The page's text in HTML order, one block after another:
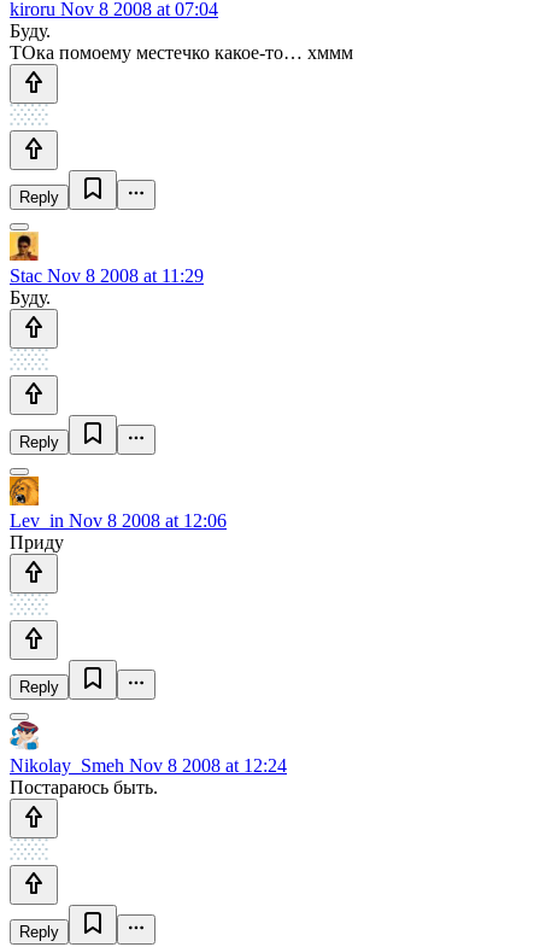
kiroru Nov 8 2008 at 07:04
Буду.
ТОка помоему местечко какое-то… хммм
Reply
Stac Nov 8 2008 at 11:29
Буду.
Reply
Lev_in Nov 8 2008 at 12:06
Приду
Reply
Nikolay_Smeh Nov 8 2008 at 12:24
Постараюсь быть.
Reply